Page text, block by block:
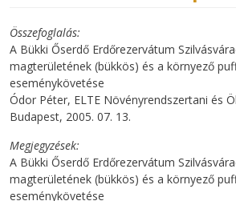
Összefoglalás
A Bükki Őserdő Erdőrezervátum
magterületének (bükkös) és a környező
eseménykövetése
Ódor Péter, ELTE Növényrendszertani és
Budapest, 2005. 07. 13.
Megjegyzések
A Bükki Őserdő Erdőrezervátum
magterületének (bükkös) és a környező
eseménykövetése